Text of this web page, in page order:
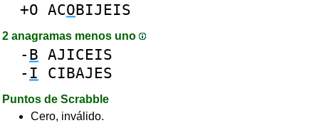
+O ACOBIJEIS
2 anagramas menos uno
- B AJICEIS
- I CIBAJES
Puntos de Scrabble
Cero, inválido.